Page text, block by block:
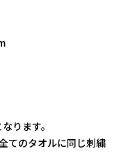
ります。
てのタオルに同じ刺繍